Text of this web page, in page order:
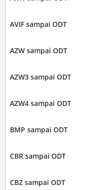
AVIF sampai ODT
AZW sampai ODT
AZW3 sampai ODT
AZW4 sampai ODT
BMP sampai ODT
CBR sampai ODT
CBZ sampai ODT